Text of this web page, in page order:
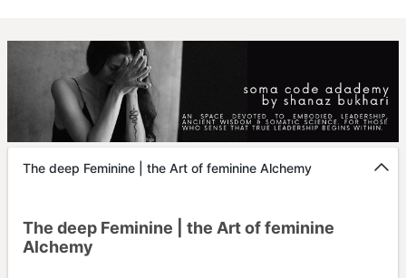
The deep Feminine | the Art of feminine Alchemy
The deep Feminine | the Art of feminine
Alchemy